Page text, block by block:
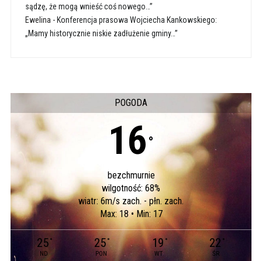
sądzę, że mogą wnieść coś nowego…”
Ewelina - Konferencja prasowa Wojciecha Kankowskiego:
„Mamy historycznie niskie zadłużenie gminy…”
POGODA
16 °
bezchmurnie
wilgotność: 68%
wiatr: 6m/s zach. - płn. zach.
Max: 18 • Min: 17
25 °
ND
25°
PON
19 °
WT
22 °
ŚR